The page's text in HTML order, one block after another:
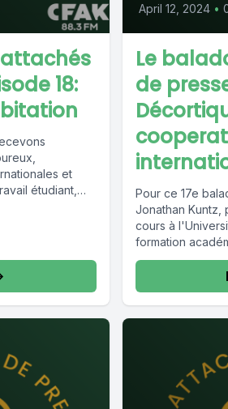
18:
et
étudiant,
April 12, 2024 •
Le
de
Pour ce 17e
Jonathan Kuntz,
cours à
formation